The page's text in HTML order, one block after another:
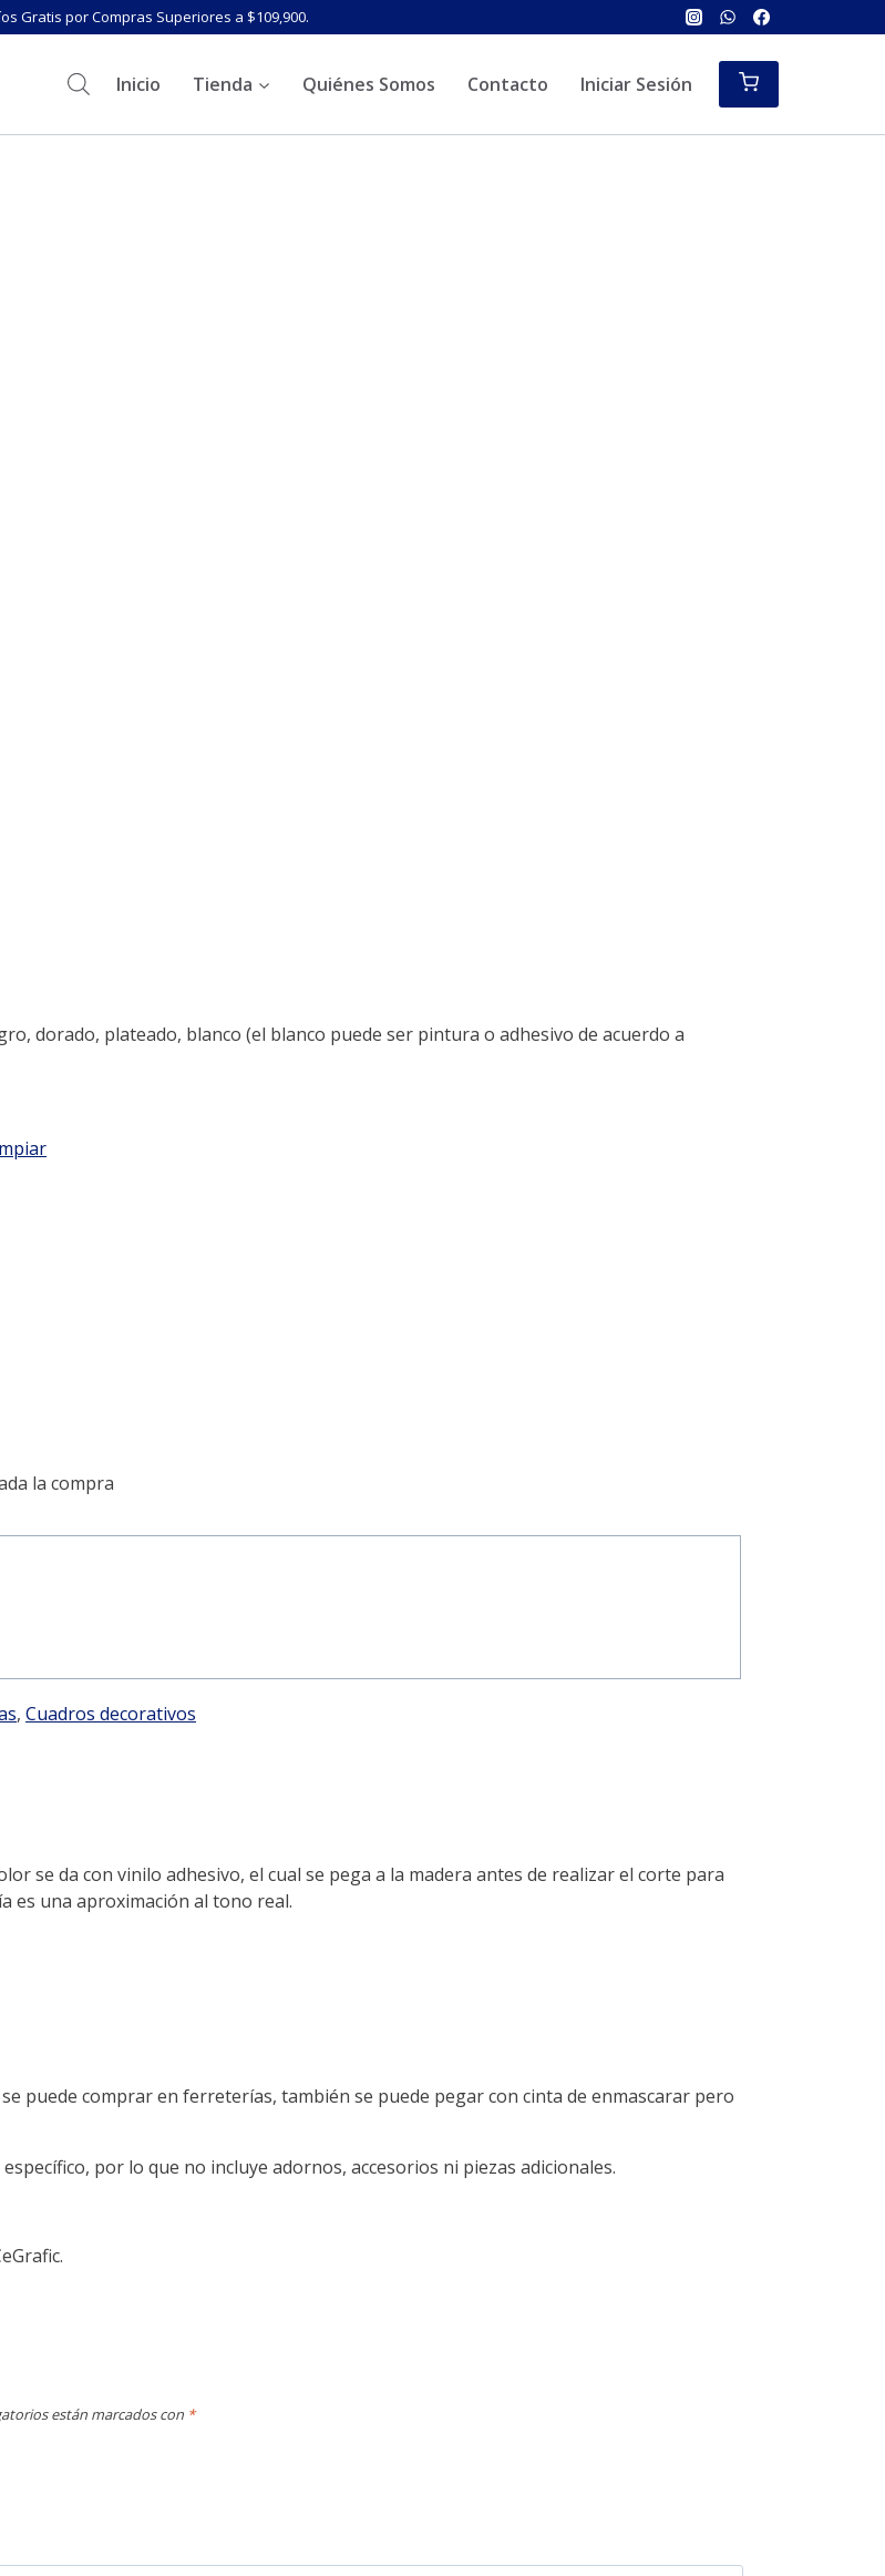
Gratis por Compras Superiores a $109,900.
Inicio Tienda Quiénes Somos Contacto Iniciar Sesión
dorado, plateado, blanco (el blanco puede ser pintura o adhesivo de acuerdo a
la compra
, Cuadros decorativos
se da con vinilo adhesivo, el cual se pega a la madera antes de realizar el corte para
es una aproximación al tono real.
puede comprar en ferreterías, también se puede pegar con cinta de enmascarar pero
por lo que no incluye adornos, accesorios ni piezas adicionales.
están marcados con *